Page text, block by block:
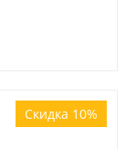
Скидка 10%